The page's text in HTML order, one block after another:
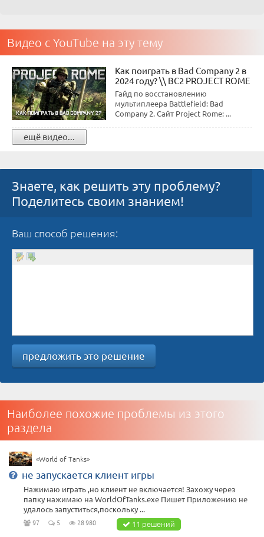
Видео с YouTube на эту тему
Как поиграть в Bad Company 2 в
2024 году? \\ BC2 PROJECT ROME
Гайд по восстановлению
мультиплеера Battlefield: Bad
Company 2. Сайт Project Rome: ...
ещё видео...
Знаете, как решить эту проблему?
Поделитесь своим знанием!
Ваш способ решения:
предложить это решение
Наиболее похожие проблемы из этого
раздела
«World of Tanks»
не запускается клиент игры
Нажимаю играть ,но клиент не включается! Захожу через
папку нажимаю на WorldOfTanks.exe Пишет Приложению не
удалось запуститься,поскольку ...
97 5 28 980 11 решений